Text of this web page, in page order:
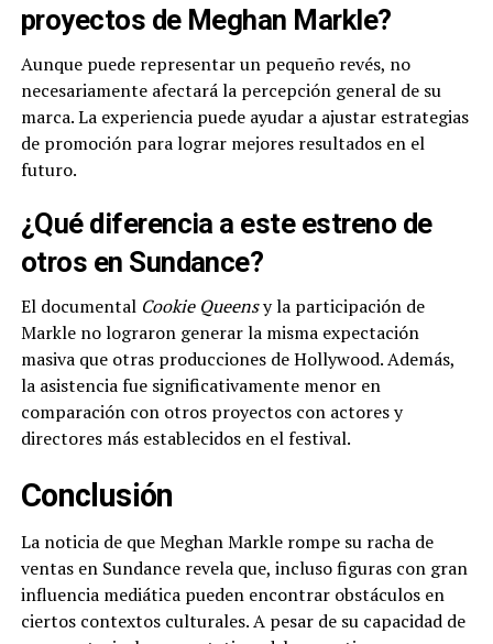
proyectos de Meghan Markle?
Aunque puede representar un pequeño revés, no
necesariamente afectará la percepción general de su
marca. La experiencia puede ayudar a ajustar estrategias
de promoción para lograr mejores resultados en el
futuro.
¿Qué diferencia a este estreno de
otros en Sundance?
El documental Cookie Queensy la participación de
Markle no lograron generar la misma expectación
masiva que otras producciones de Hollywood. Además,
la asistencia fue significativamente menor en
comparación con otros proyectos con actores y
directores más establecidos en el festival.
Conclusión
La noticia de que Meghan Markle rompe su racha de
ventas en Sundance revela que, incluso figuras con gran
influencia mediática pueden encontrar obstáculos en
ciertos contextos culturales. A pesar de su capacidad de